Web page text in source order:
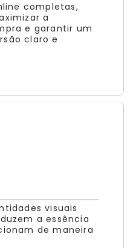
completas,
a
e garantir um
claro e
visuais
a essência
de maneira